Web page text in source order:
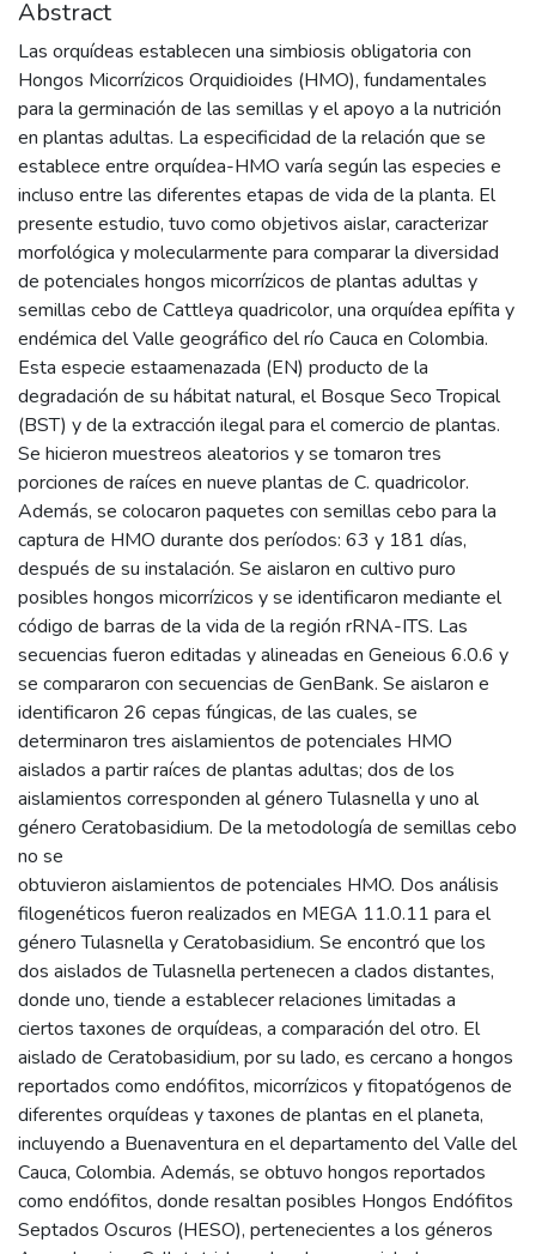
Abstract
Las orquídeas establecen una simbiosis obligatoria con
Hongos Micorrízicos Orquidioides (HMO), fundamentales
para la germinación de las semillas y el apoyo a la nutrición
en plantas adultas. La especificidad de la relación que se
establece entre orquídea-HMO varía según las especies e
incluso entre las diferentes etapas de vida de la planta. El
presente estudio, tuvo como objetivos aislar, caracterizar
morfológica y molecularmente para comparar la diversidad
de potenciales hongos micorrízicos de plantas adultas y
semillas cebo de Cattleya quadricolor, una orquídea epífita y
endémica del Valle geográfico del río Cauca en Colombia.
Esta especie estaamenazada (EN) producto de la
degradación de su hábitat natural, el Bosque Seco Tropical
(BST) y de la extracción ilegal para el comercio de plantas.
Se hicieron muestreos aleatorios y se tomaron tres
porciones de raíces en nueve plantas de C. quadricolor.
Además, se colocaron paquetes con semillas cebo para la
captura de HMO durante dos períodos: 63 y 181 días,
después de su instalación. Se aislaron en cultivo puro
posibles hongos micorrízicos y se identificaron mediante el
código de barras de la vida de la región rRNA-ITS. Las
secuencias fueron editadas y alineadas en Geneious 6.0.6 y
se compararon con secuencias de GenBank. Se aislaron e
identificaron 26 cepas fúngicas, de las cuales, se
determinaron tres aislamientos de potenciales HMO
aislados a partir raíces de plantas adultas; dos de los
aislamientos corresponden al género Tulasnella y uno al
género Ceratobasidium. De la metodología de semillas cebo
no se
obtuvieron aislamientos de potenciales HMO. Dos análisis
filogenéticos fueron realizados en MEGA 11.0.11 para el
género Tulasnella y Ceratobasidium. Se encontró que los
dos aislados de Tulasnella pertenecen a clados distantes,
donde uno, tiende a establecer relaciones limitadas a
ciertos taxones de orquídeas, a comparación del otro. El
aislado de Ceratobasidium, por su lado, es cercano a hongos
reportados como endófitos, micorrízicos y fitopatógenos de
diferentes orquídeas y taxones de plantas en el planeta,
incluyendo a Buenaventura en el departamento del Valle del
Cauca, Colombia. Además, se obtuvo hongos reportados
como endófitos, donde resaltan posibles Hongos Endófitos
Septados Oscuros (HESO), pertenecientes a los géneros